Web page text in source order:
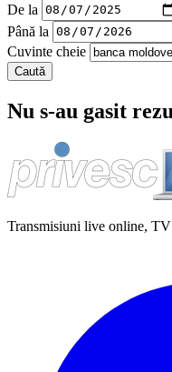
De la
Până la
Cuvinte cheie
Caută
Nu s-au gasit
Transmisiuni live online, TV